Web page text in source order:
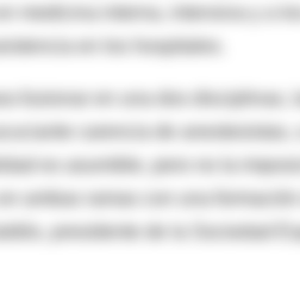
medicina interna, intensiva y a
en los hospitales.
fusionar en una dos disciplinas,
es asumible, pero no la
presidente de la Sociedad